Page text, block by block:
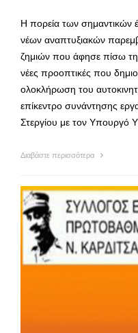
Η πορεία των
νέων αναπτυξιακών
ζημιών που άφησε πίσω
νέες προοπτικές που
ολοκλήρωση του
επίκεντρο συνάντησης
Στεργίου με τον
Διαβάστε περισσότερα